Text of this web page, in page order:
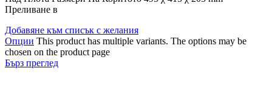
Преливане в
Добавяне към списък с желания
Опции This product has multiple variants. The options may be
chosen on the product page
Бърз преглед